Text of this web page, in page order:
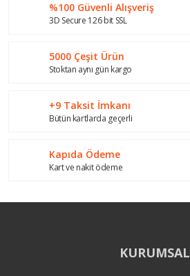
%100 Güvenli Alışveriş
3D Secure 126 bit SSL
5000 Çeşit Ürün
Stoktan aynı gün kargo
+9 Taksit İmkanı
Bütün kartlarda geçerli
Kapıda Ödeme
Kart ve nakit ödeme
KURUMSAL